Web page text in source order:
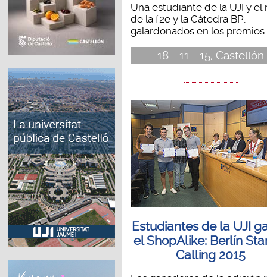
Una estudiante de la UJI y el
de la f2e y la Cátedra BP,
galardonados en los
18 - 11 - 15, Castellón
Estudiantes de la UJI
el ShopAlike: Berlín
Calling 2015